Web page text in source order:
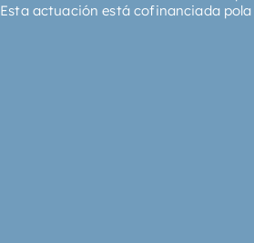
Esta actuación está cofinanciada